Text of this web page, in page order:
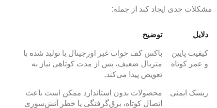
مشکلات جدی ایجاد کند از جمله:
دلایل توضیح
کیفیت پایین
و عمر کوتاه
باکس کف خواب غیر اورجینال یا تولید شده با
متریال ضعیف، پس از مدت کوتاهی نیاز به
تعویض پیدا می‌کند.
ریسک ایمنی
محصولات بدون استاندارد ممکن است باعث
اتصال کوتاه، برق‌گرفتگی یا خطر آتش‌سوزی